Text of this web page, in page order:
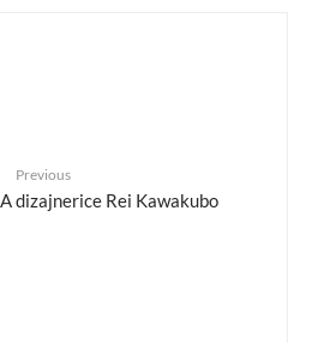
Previous
dizajnerice Rei Kawakubo